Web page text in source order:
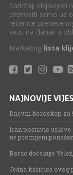
Sadržaji objavljeni
prenositi samo uz
rečenice
vezu na članak u
Marketing lista
NAJNOVIJE
Dnevni horoskop za
Iran postavio uslove
ne promijeni
Borac dočekuje
Jedna kašičica ovog